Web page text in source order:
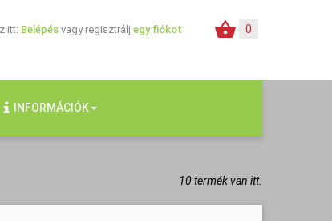
0
itt: Belépés vagy regisztrálj egy fiókot
INFORMÁCIÓK
10 termék van itt.